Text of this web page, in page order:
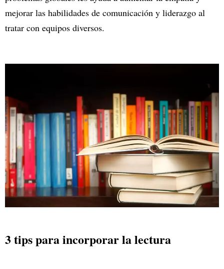
mejorar las habilidades de comunicación y liderazgo al
tratar con equipos diversos.
3 tips para incorporar la lectura